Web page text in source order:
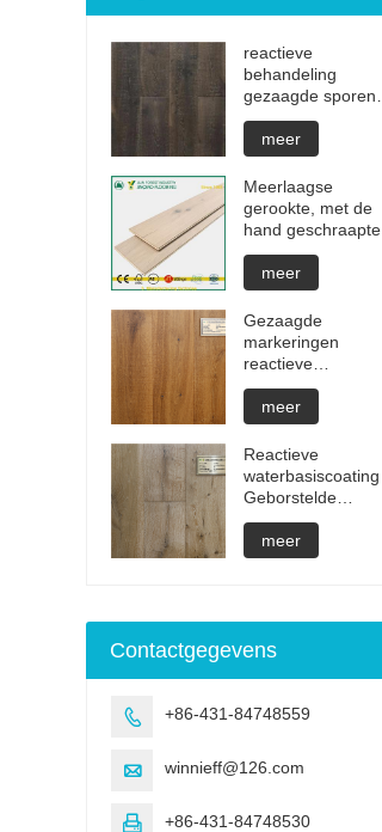
reactieve
behandeling
gezaagde sporen
onzichtbare
geoliede
parketvloeren
meer
Meerlaagse
gerookte, met de
hand geschraapte
wit geoliede harde
houten vloeren
meer
Gezaagde
markeringen
reactieve
behandeling
onzichtbare
geoliede
parketvloeren
meer
Reactieve
waterbasiscoating
Geborstelde
parketvloeren
meer
Contactgegevens
 +86-431-84748559
 winnieff@126.com
 +86-431-84748530